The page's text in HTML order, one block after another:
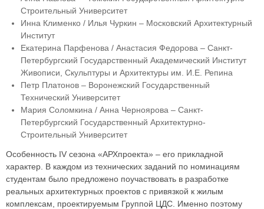
Строительный Университет
Инна Клименко / Илья Чуркин – Московский Архитектурный
Институт
Екатерина Парфенова / Анастасия Федорова – Санкт-
Петербургский Государственный Академический Институт
Живописи, Скульптуры и Архитектуры им. И.Е. Репина
Петр Платонов – Воронежский Государственный
Технический Университет
Мария Соломкина / Анна Черноярова – Санкт-
Петербургский Государственный Архитектурно-
Строительный Университет
Особенность IV сезона «АРХпроекта» – его прикладной
характер. В каждом из технических заданий по номинациям
студентам было предложено поучаствовать в разработке
реальных архитектурных проектов с привязкой к жилым
комплексам, проектируемым Группой ЦДС. Именно поэтому